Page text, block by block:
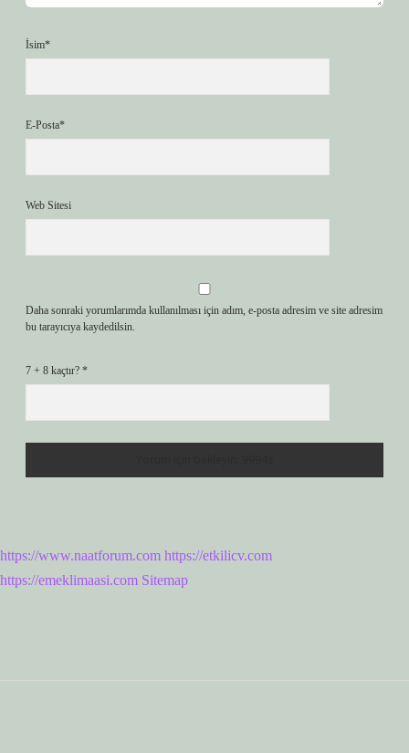
İsim*
E-Posta*
Web Sitesi
Daha sonraki yorumlarımda kullanılması için adım, e-posta adresim ve site adresim
bu tarayıcıya kaydedilsin.
7 + 8 kaçtır? *
https://www.naatforum.com https://etkilicv.com
https://emeklimaasi.com Sitemap